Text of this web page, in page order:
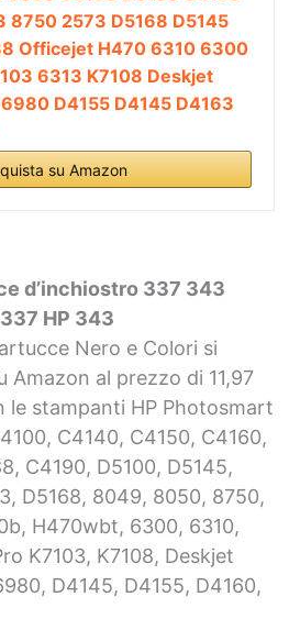
8750 2573 D5168 D5145
Officejet H470 6310 6300
6313 K7108 Deskjet
D4155 D4145 D4163
su Amazon
d’inchiostro 337 343
HP 343
Nero e Colori si
al prezzo di 11,97
le stampanti HP Photosmart
C4140, C4150, C4160,
C4190, D5100, D5145,
D5168, 8049, 8050, 8750,
H470wbt, 6300, 6310,
K7103, K7108, Deskjet
D4145, D4155, D4160,